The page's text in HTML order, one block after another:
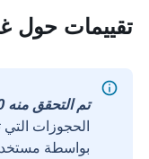
تقييمات حول
تم التحقق منه 100%
الحجوزات